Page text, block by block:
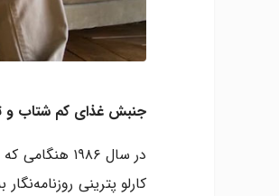
جنبش غذای کم‌ شتاب و
در سال ۱۹۸۶
کارلو پترینی